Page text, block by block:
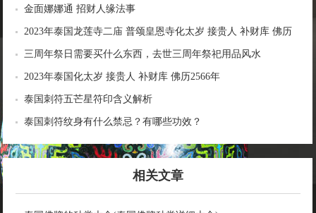
金面娜娜通 招财人缘法事
2023年泰国龙莲寺二庙 普颂皇恩寺化太岁 接贵人 补财库 佛历
2566年
三周年祭日需要买什么东西，去世三周年祭祀用品风水
2023年泰国化太岁 接贵人 补财库 佛历2566年
泰国刺符五芒星符印含义解析
泰国刺符纹身有什么禁忌？有哪些功效？
相关文章